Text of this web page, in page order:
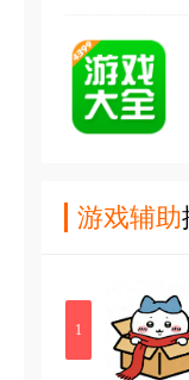
游戏辅助
1